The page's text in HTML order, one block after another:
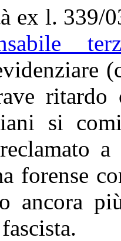
ex l. 339/
si
forense
ancora